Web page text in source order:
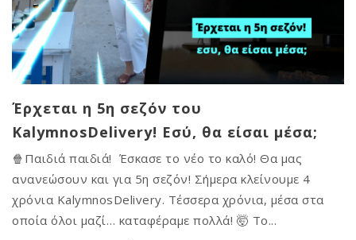
Έρχεται η 5η σεζόν του
KalymnosDelivery! Εσύ, θα είσαι μέσα;
🍿Παιδιά παιδιά! Έσκασε το νέο το καλό! Θα μας
ανανεώσουν και για 5η σεζόν! Σήμερα κλείνουμε 4
χρόνια KalymnosDelivery. Τέσσερα χρόνια, μέσα στα
οποία όλοι μαζί… καταφέραμε πολλά! 🤯 Το...